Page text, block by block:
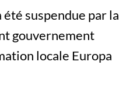
suspendue par la
gouvernement
locale Europa